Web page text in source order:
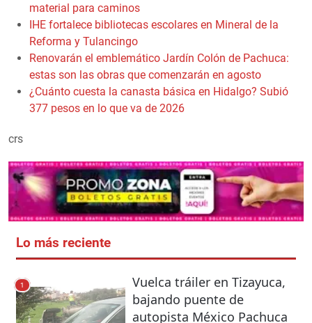
material para caminos
IHE fortalece bibliotecas escolares en Mineral de la
Reforma y Tulancingo
Renovarán el emblemático Jardín Colón de Pachuca:
estas son las obras que comenzarán en agosto
¿Cuánto cuesta la canasta básica en Hidalgo? Subió
377 pesos en lo que va de 2026
crs
Lo más reciente
1
Vuelca tráiler en Tizayuca,
bajando puente de
autopista México Pachuca